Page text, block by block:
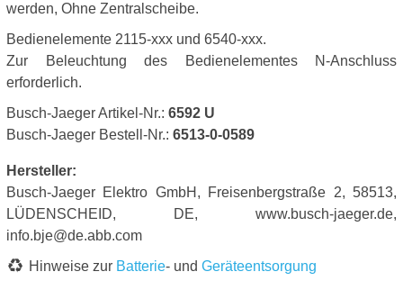
werden, Ohne Zentralscheibe.
Bedienelemente 2115-xxx und 6540-xxx.
Zur Beleuchtung des Bedienelementes N-Anschluss
erforderlich.
Busch-Jaeger Artikel-Nr.: 6592 U
Busch-Jaeger Bestell-Nr.: 6513-0-0589
Hersteller:
Busch-Jaeger Elektro GmbH, Freisenbergstraße 2, 58513,
LÜDENSCHEID, DE, www.busch-jaeger.de,
info.bje@de.abb.com
Hinweise zur Batterie- und Geräteentsorgung